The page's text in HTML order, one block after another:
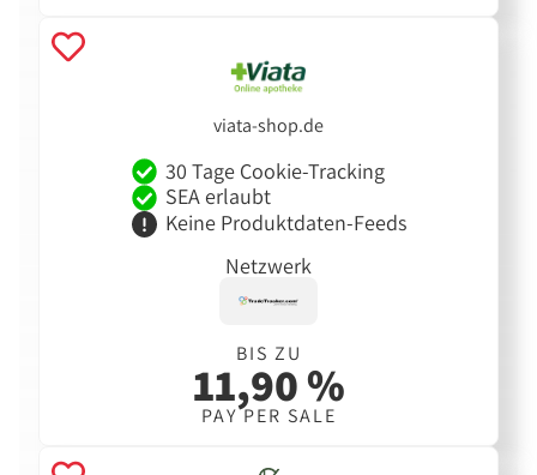
viata-shop.de
30 Tage Cookie-Tracking
SEA erlaubt
Keine Produktdaten-Feeds
Netzwerk
BIS ZU
11,90 %
PAY PER SALE